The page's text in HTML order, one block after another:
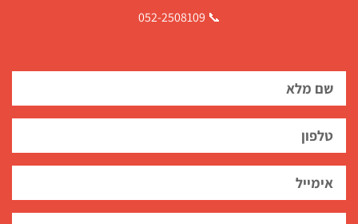
📞 052-2508109